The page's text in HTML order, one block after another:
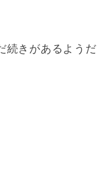
続きがあるようだ